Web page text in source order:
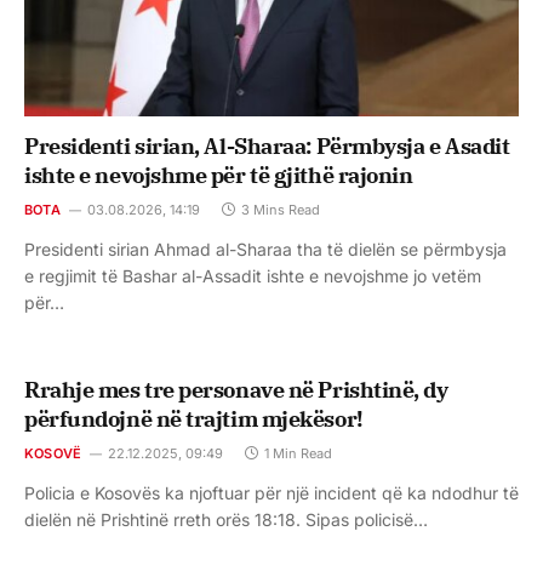
Presidenti sirian, Al-Sharaa: Përmbysja e Asadit
ishte e nevojshme për të gjithë rajonin
BOTA 03.08.2026, 14:19 3 Mins Read
Presidenti sirian Ahmad al-Sharaa tha të dielën se përmbysja
e regjimit të Bashar al-Assadit ishte e nevojshme jo vetëm
për…
Rrahje mes tre personave në Prishtinë, dy
përfundojnë në trajtim mjekësor!
KOSOVË 22.12.2025, 09:49 1 Min Read
Policia e Kosovës ka njoftuar për një incident që ka ndodhur të
dielën në Prishtinë rreth orës 18:18. Sipas policisë…